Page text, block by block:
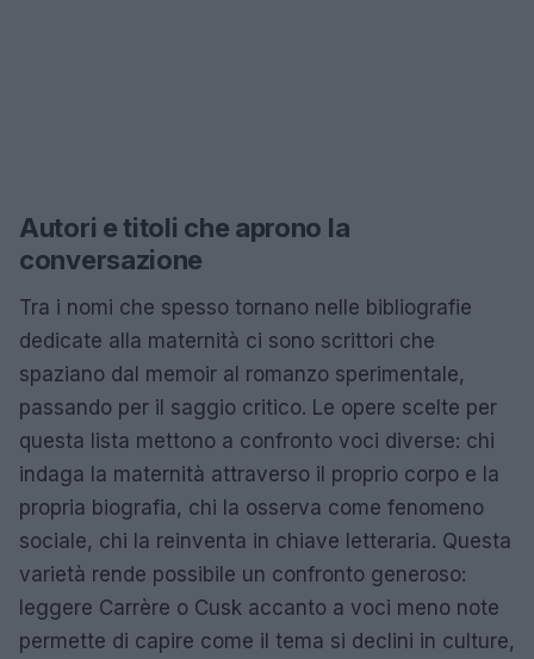
Autori e titoli che aprono la
conversazione
Tra i nomi che spesso tornano nelle bibliografie
dedicate alla maternità ci sono scrittori che
spaziano dal memoir al romanzo sperimentale,
passando per il saggio critico. Le opere scelte per
questa lista mettono a confronto voci diverse: chi
indaga la maternità attraverso il proprio corpo e la
propria biografia, chi la osserva come fenomeno
sociale, chi la reinventa in chiave letteraria. Questa
varietà rende possibile un confronto generoso:
leggere Carrère o Cusk accanto a voci meno note
permette di capire come il tema si declini in culture,